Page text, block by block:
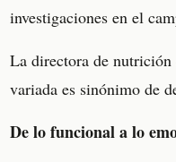
investigaciones en el
La directora de
variada es sinónimo de
De lo funcional a lo